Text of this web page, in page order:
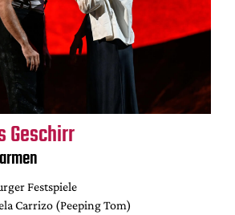
Geschirr
Festspiele
Carrizo (Peeping Tom)